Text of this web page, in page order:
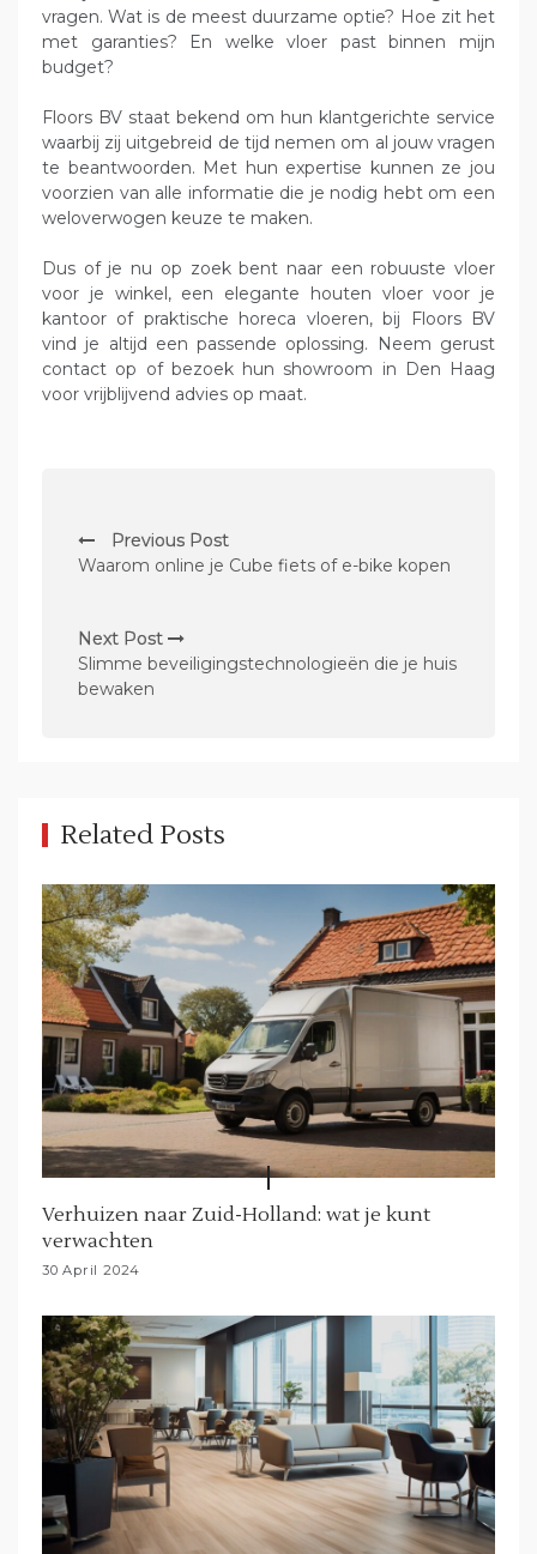
vragen. Wat is de meest duurzame optie? Hoe zit het
met garanties? En welke vloer past binnen mijn
budget?
Floors BV staat bekend om hun klantgerichte service
waarbij zij uitgebreid de tijd nemen om al jouw vragen
te beantwoorden. Met hun expertise kunnen ze jou
voorzien van alle informatie die je nodig hebt om een
weloverwogen keuze te maken.
Dus of je nu op zoek bent naar een robuuste vloer
voor je winkel, een elegante houten vloer voor je
kantoor of praktische horeca vloeren, bij Floors BV
vind je altijd een passende oplossing. Neem gerust
contact op of bezoek hun showroom in Den Haag
voor vrijblijvend advies op maat.
o
t
n
a
a
t
i
o
n
Previous Post
Waarom online je Cube fiets of e-bike kopen
Next Post
Slimme beveiligingstechnologieën die je huis
bewaken
Related Posts
Verhuizen naar Zuid-Holland: wat je kunt
verwachten
30 April 2024